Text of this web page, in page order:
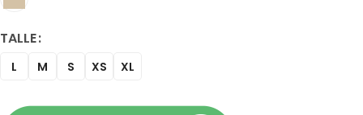
TALLE
L M S XS XL